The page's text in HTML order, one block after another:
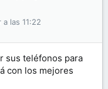
a las 11:22
sus teléfonos para
con los mejores